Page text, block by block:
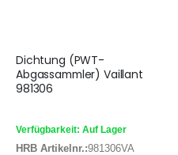
Dichtung (PWT-
Abgassammler) Vaillant
981306
Verfügbarkeit: Auf Lager
HRB Artikelnr.:981306VA